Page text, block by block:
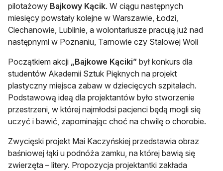
pilotażowy Bajkowy Kącik. W ciągu następnych
miesięcy powstały kolejne w Warszawie, Łodzi,
Ciechanowie, Lublinie, a wolontariusze pracują już nad
następnymi w Poznaniu, Tarnowie czy Stalowej Woli
Początkiem akcji „Bajkowe Kąciki” był konkurs dla
studentów Akademii Sztuk Pięknych na projekt
plastyczny miejsca zabaw w dziecięcych szpitalach.
Podstawową ideą dla projektantów było stworzenie
przestrzeni, w której najmłodsi pacjenci będą mogli się
uczyć i bawić, zapominając choć na chwilę o chorobie.
Zwycięski projekt Mai Kaczyńskiej przedstawia obraz
baśniowej łąki u podnóża zamku, na której bawią się
zwierzęta – litery. Propozycja projektantki zakłada